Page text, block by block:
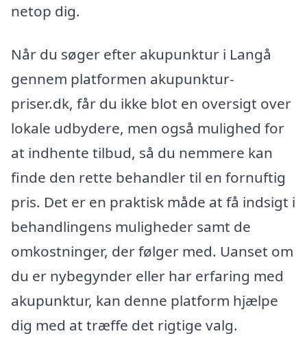
netop dig.
Når du søger efter akupunktur i Langå
gennem platformen akupunktur-
priser.dk, får du ikke blot en oversigt over
lokale udbydere, men også mulighed for
at indhente tilbud, så du nemmere kan
finde den rette behandler til en fornuftig
pris. Det er en praktisk måde at få indsigt i
behandlingens muligheder samt de
omkostninger, der følger med. Uanset om
du er nybegynder eller har erfaring med
akupunktur, kan denne platform hjælpe
dig med at træffe det rigtige valg.